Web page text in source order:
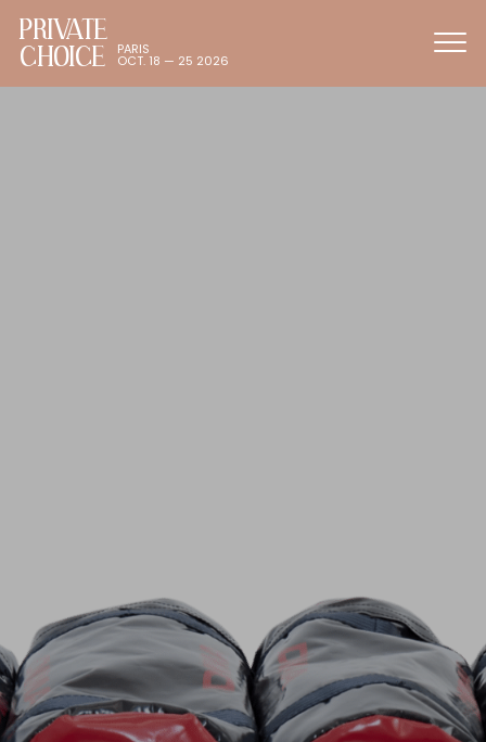
PRIVATE
CHOICE
PARIS
OCT. 18 — 25 2026